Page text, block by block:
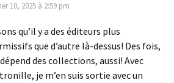
10, 2025 à 2:59 pm
qu’il y a des éditeurs plus
que d’autre là-dessus! Des fois,
des collections, aussi! Avec
je m’en suis sortie avec un